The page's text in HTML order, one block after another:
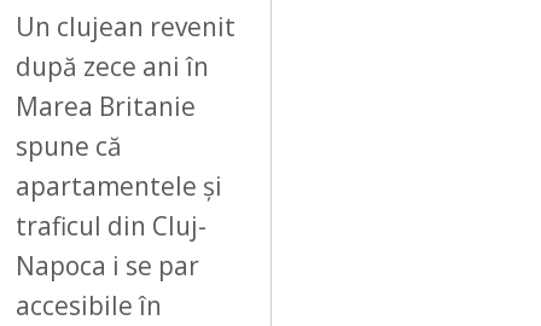
Un clujean revenit
după zece ani în
Marea Britanie
spune că
apartamentele și
traficul din Cluj-
Napoca i se par
accesibile în